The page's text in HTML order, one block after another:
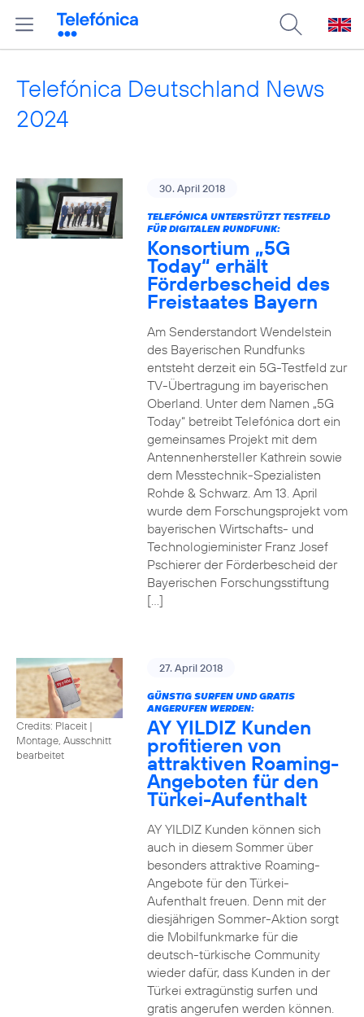
Telefónica Deutschland News
2024
30. April 2018
TELEFÓNICA UNTERSTÜTZT TESTFELD
FÜR DIGITALEN RUNDFUNK:
Konsortium „5G
Today“ erhält
Förderbescheid des
Freistaates Bayern
Am Senderstandort Wendelstein
des Bayerischen Rundfunks
entsteht derzeit ein 5G-Testfeld zur
TV-Übertragung im bayerischen
Oberland. Unter dem Namen „5G
Today“ betreibt Telefónica dort ein
gemeinsames Projekt mit dem
Antennenhersteller Kathrein sowie
dem Messtechnik-Spezialisten
Rohde & Schwarz. Am 13. April
wurde dem Forschungsprojekt vom
bayerischen Wirtschafts- und
Technologieminister Franz Josef
Pschierer der Förderbescheid der
Bayerischen Forschungsstiftung
[…]
Credits: Placeit |
Montage, Ausschnitt
bearbeitet
27. April 2018
GÜNSTIG SURFEN UND GRATIS
ANGERUFEN WERDEN:
AY YILDIZ Kunden
profitieren von
attraktiven Roaming-
Angeboten für den
Türkei-Aufenthalt
AY YILDIZ Kunden können sich
auch in diesem Sommer über
besonders attraktive Roaming-
Angebote für den Türkei-
Aufenthalt freuen. Denn mit der
diesjährigen Sommer-Aktion sorgt
die Mobilfunkmarke für die
deutsch-türkische Community
wieder dafür, dass Kunden in der
Türkei extragünstig surfen und
gratis angerufen werden können.